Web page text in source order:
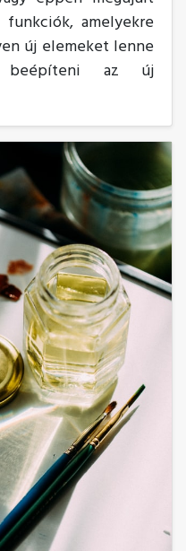
amelyekre
új elemeket lenne
beépíteni az új